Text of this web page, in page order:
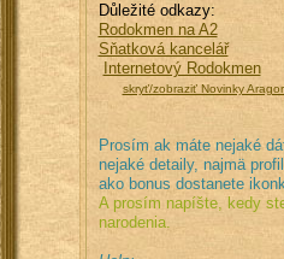
Důležité odkazy:
Rodokmen na A2
Sňatková kancelář
Internetový Rodokmen
skryť/zobraziť Novinky
Prosím ak máte nejaké
nejaké detaily, najmä
ako bonus dostanete
A prosím napíšte, kedy
narodenia.